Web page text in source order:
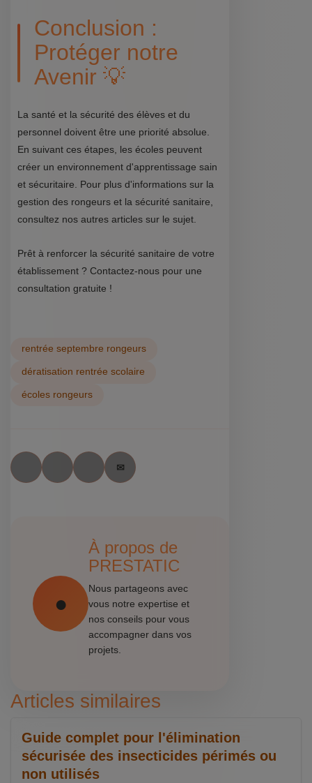
Conclusion :
Protéger notre
Avenir 💡
La santé et la sécurité des élèves et du
personnel doivent être une priorité absolue.
En suivant ces étapes, les écoles peuvent
créer un environnement d'apprentissage sain
et sécuritaire. Pour plus d'informations sur la
gestion des rongeurs et la sécurité sanitaire,
consultez nos autres articles sur le sujet.
Prêt à renforcer la sécurité sanitaire de votre
établissement ? Contactez-nous pour une
consultation gratuite !
rentrée septembre rongeurs
dératisation rentrée scolaire
écoles rongeurs
À propos de
PRESTATIC
Nous partageons avec
vous notre expertise et
nos conseils pour vous
accompagner dans vos
projets.
Articles similaires
Guide complet pour l'élimination
sécurisée des insecticides périmés ou
non utilisés